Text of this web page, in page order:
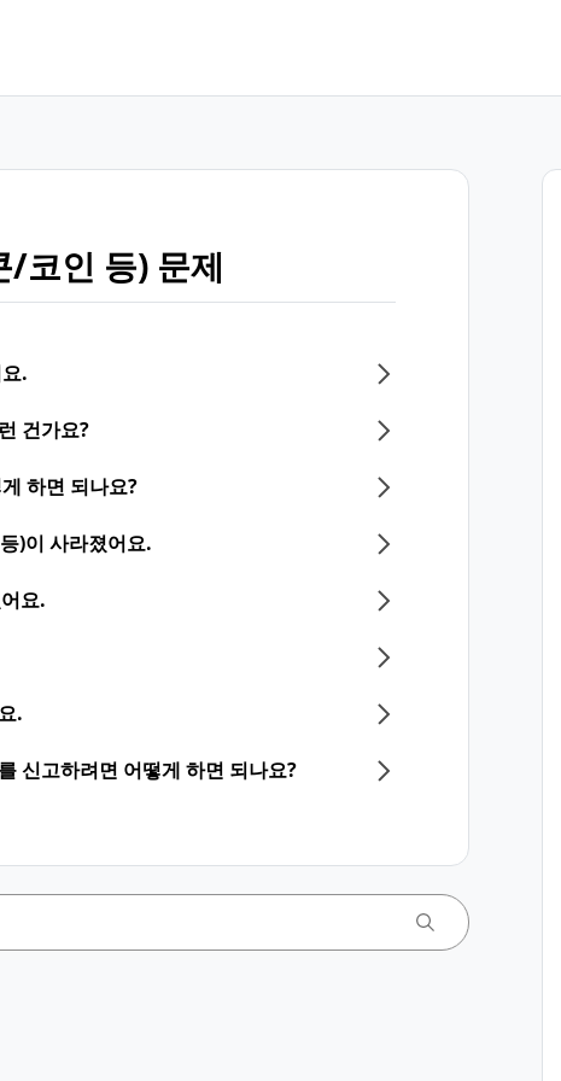
코인 등) 문제
.
건가요?
하면 되나요?
)이 사라졌어요.
요.
.
신고하려면 어떻게 하면 되나요?